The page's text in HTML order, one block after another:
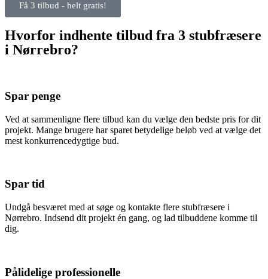
Få 3 tilbud - helt gratis!
Hvorfor indhente tilbud fra 3 stubfræsere
i Nørrebro?
Spar penge
Ved at sammenligne flere tilbud kan du vælge den bedste pris for dit
projekt. Mange brugere har sparet betydelige beløb ved at vælge det
mest konkurrencedygtige bud.
Spar tid
Undgå besværet med at søge og kontakte flere stubfræsere i
Nørrebro. Indsend dit projekt én gang, og lad tilbuddene komme til
dig.
Pålidelige professionelle